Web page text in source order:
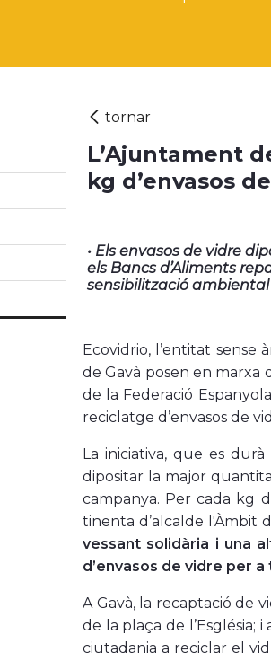
L’Ajuntament
kg d’envasos
• Els envasos de vidre
els Bancs d’Aliments
sensibilització
Ecovidrio, l’entitat sense
de Gavà posen en marxa
de la Federació
reciclatge d’envasos de
La iniciativa, que es
dipositar la major
campanya. Per cada kg
tinenta d’alcalde l'Àmbit
vessant solidària i una
d’envasos de vidre per
A Gavà, la recaptació de
de la plaça de l’Església;
ciutadania a reciclar el